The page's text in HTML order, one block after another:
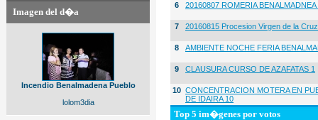
Imagen del d�a
Incendio Benalmadena Pueblo
lolom3dia
6 20160807 ROMERIA
7 20160815 Procesion Virgen de la
8 AMBIENTE NOCHE FERIA
9 CLAUSURA CURSO DE AZAFATAS 1
10 CONCENTRACION MOTERA EN
DE IDAIRA 10
Top 5 im�genes por votos